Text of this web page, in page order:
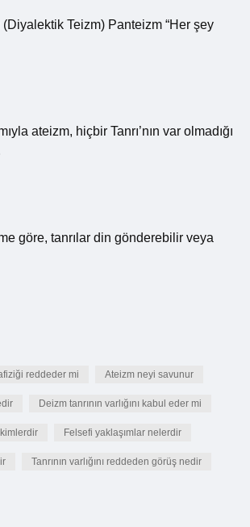
(Diyalektik Teizm) Panteizm “Her şey
ateizm, hiçbir Tanrı’nın var olmadığı
göre, tanrılar din gönderebilir veya
reddeder mi Ateizm neyi savunur
Deizm tanrının varlığını kabul eder mi
Felsefi yaklaşımlar nelerdir
Tanrının varlığını reddeden görüş nedir